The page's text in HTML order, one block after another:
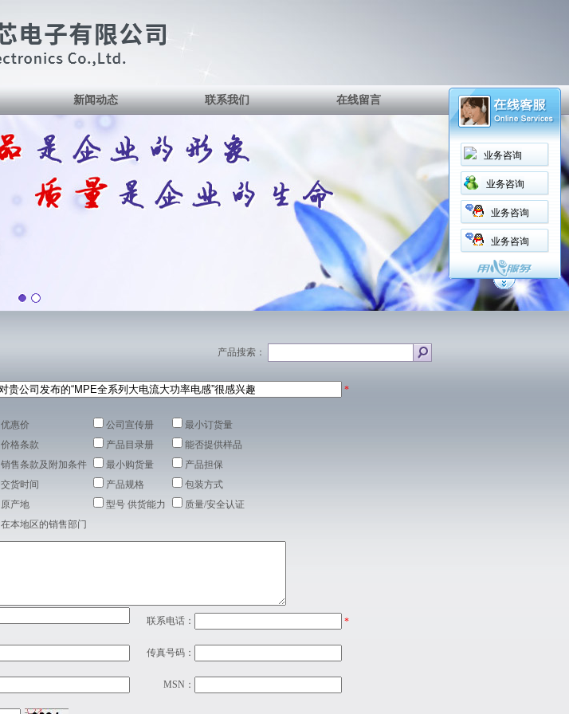
业务咨询
业务咨询
业务咨询
业务咨询
新闻动态 联系我们 在线留言
产品搜索：
*
优惠价 公司宣传册
最小订货量
价格条款
产品目录册
能否提供样品
销售条款及附加条件
最小购货量
产品担保
交货时间
产品规格
包装方式
原产地
型号 供货能力
质量/安全认证
在本地区的销售部门
联系电话： *
传真号码：
MSN：